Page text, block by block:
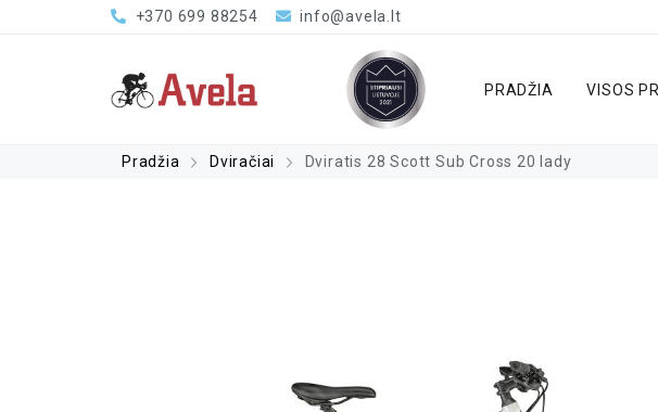
+370 699 88254 info@avela.lt
PRADŽIA VISOS
Pradžia Dviračiai Dviratis 28 Scott Sub Cross 20 lady
sutarties sudarymo mokestis – 1%, sutarties administravimo mokestis –